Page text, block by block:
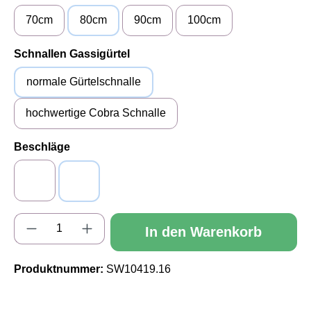
70cm 80cm 90cm 100cm
Schnallen Gassigürtelauswählen
normale Gürtelschnalle
hochwertige Cobra Schnalle
Beschlägeauswählen
Produkt Anzahl: Gib den gewünschten
In den Warenkorb
Produktnummer: SW10419.16